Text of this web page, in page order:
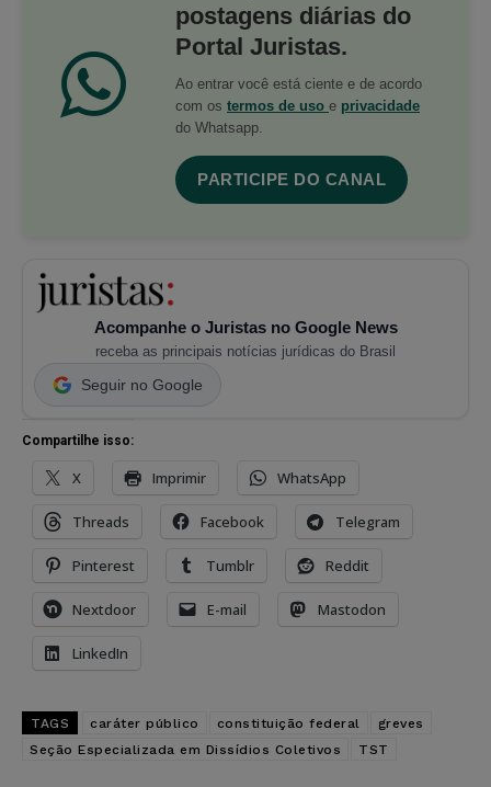
postagens diárias do
Portal Juristas.
Ao entrar você está ciente e de acordo
com os termos de uso e privacidade
do Whatsapp.
PARTICIPE DO CANAL
Acompanhe o Juristas no Google News
receba as principais notícias jurídicas do Brasil
Seguir no Google
Compartilhe isso:
X Imprimir WhatsApp
Threads Facebook Telegram
Pinterest Tumblr Reddit
Nextdoor E-mail Mastodon
LinkedIn
TAGS caráter público constituição federal
greves
Seção Especializada em Dissídios Coletivos
TST